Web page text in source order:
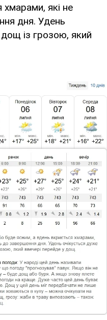
які не
дня. Удень
із грозою, який